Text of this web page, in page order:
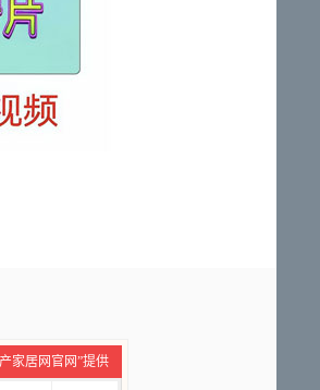
家居网官网”提供